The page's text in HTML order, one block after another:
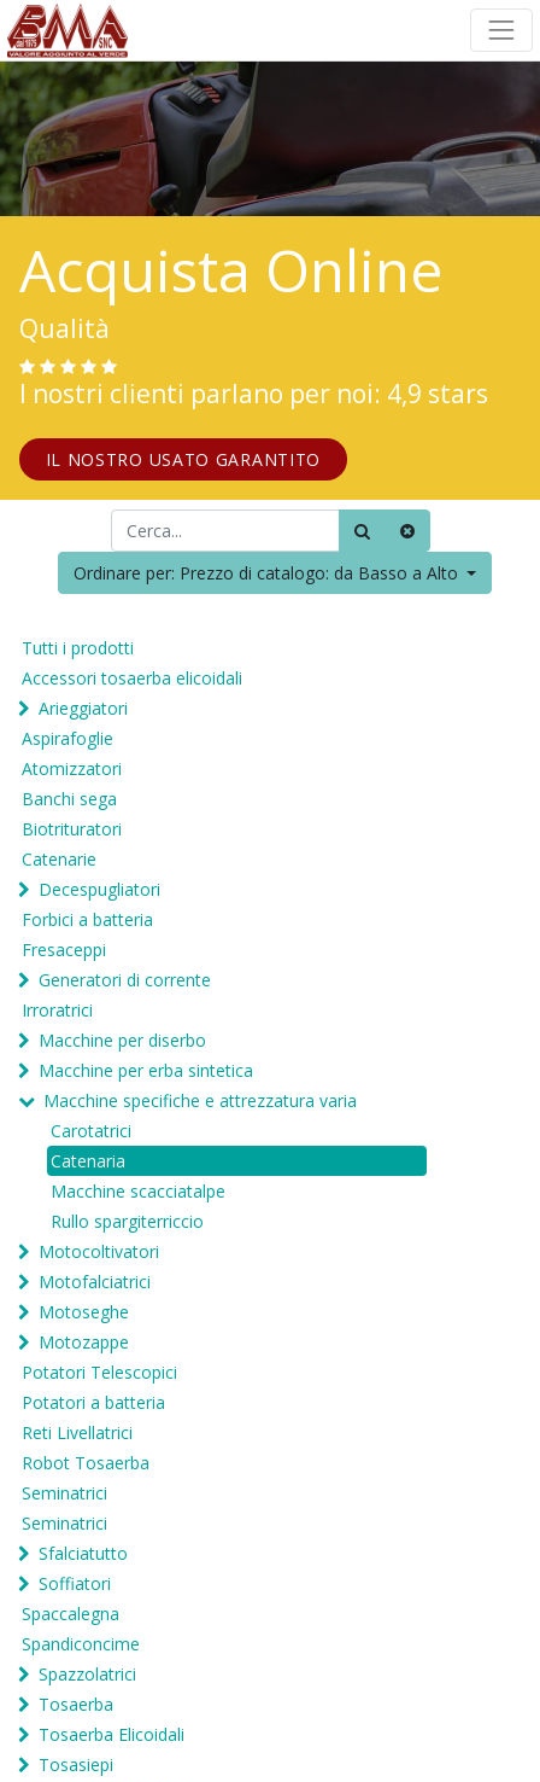
Acquista Online
Qualità
I nostri clienti parlano per noi: 4,9 stars
IL NOSTRO USATO GARANTITO
Ordinare per: Prezzo di catalogo: da Basso a Alto
Tutti i prodotti
Accessori tosaerba elicoidali
Arieggiatori
Aspirafoglie
Atomizzatori
Banchi sega
Biotrituratori
Catenarie
Decespugliatori
Forbici a batteria
Fresaceppi
Generatori di corrente
Irroratrici
Macchine per diserbo
Macchine per erba sintetica
Macchine specifiche e attrezzatura varia
Carotatrici
Catenaria
Macchine scacciatalpe
Rullo spargiterriccio
Motocoltivatori
Motofalciatrici
Motoseghe
Motozappe
Potatori Telescopici
Potatori a batteria
Reti Livellatrici
Robot Tosaerba
Seminatrici
Seminatrici
Sfalciatutto
Soffiatori
Spaccalegna
Spandiconcime
Spazzolatrici
Tosaerba
Tosaerba Elicoidali
Tosasiepi